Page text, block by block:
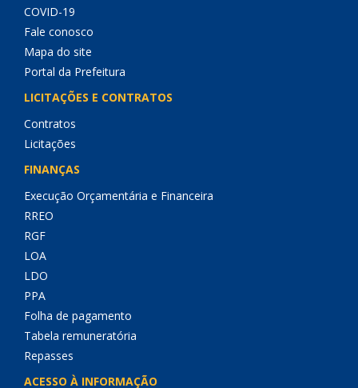
COVID-19
Fale conosco
Mapa do site
Portal da Prefeitura
LICITAÇÕES E CONTRATOS
Contratos
Licitações
FINANÇAS
Execução Orçamentária e Financeira
RREO
RGF
LOA
LDO
PPA
Folha de pagamento
Tabela remuneratória
Repasses
ACESSO À INFORMAÇÃO